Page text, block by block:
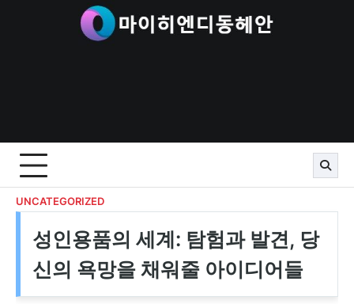
UNCATEGORIZED
성인용품의 세계: 탐험과 발견, 당
신의 욕망을 채워줄 아이디어들